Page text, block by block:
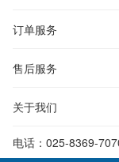
订单服务
售后服务
关于我们
电话： 025-8369-